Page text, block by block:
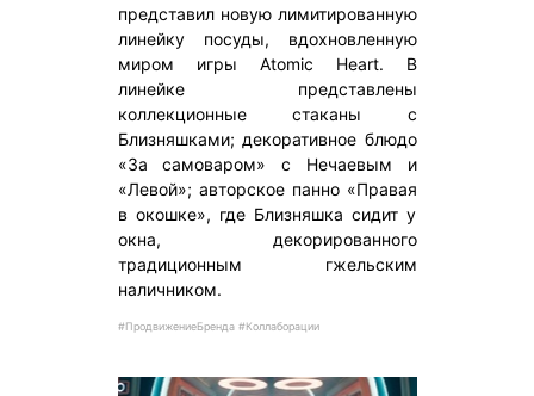
представил новую лимитированную
линейку посуды, вдохновленную
миром игры Atomic Heart. В
линейке представлены
коллекционные стаканы с
Близняшками; декоративное блюдо
«За самоваром» с Нечаевым и
«Левой»; авторское панно «Правая
в окошке», где Близняшка сидит у
окна, декорированного
традиционным гжельским
наличником.
#ПродвижениеБренда #Коллаборации